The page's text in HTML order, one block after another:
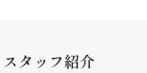
スタッフ紹介